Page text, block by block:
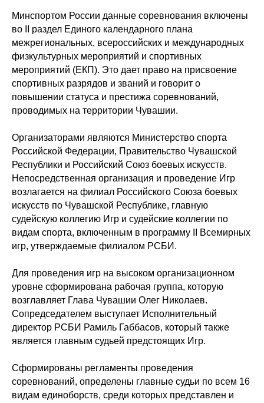
Минспортом России данные соревнования включены
во II раздел Единого календарного плана
межрегиональных, всероссийских и международных
физкультурных мероприятий и спортивных
мероприятий (ЕКП). Это дает право на присвоение
спортивных разрядов и званий и говорит о
повышении статуса и престижа соревнований,
проводимых на территории Чувашии.
Организаторами являются Министерство спорта
Российской Федерации, Правительство Чувашской
Республики и Российский Союз боевых искусств.
Непосредственная организация и проведение Игр
возлагается на филиал Российского Союза боевых
искусств по Чувашской Республике, главную
судейскую коллегию Игр и судейские коллегии по
видам спорта, включенным в программу II Всемирных
игр, утверждаемые филиалом РСБИ.
Для проведения игр на высоком организационном
уровне сформирована рабочая группа, которую
возглавляет Глава Чувашии Олег Николаев.
Сопредседателем выступает Исполнительный
директор РСБИ Рамиль Габбасов, который также
является главным судьей предстоящих Игр.
Сформированы регламенты проведения
соревнований, определены главные судьи по всем 16
видам единоборств, среди которых представлен и